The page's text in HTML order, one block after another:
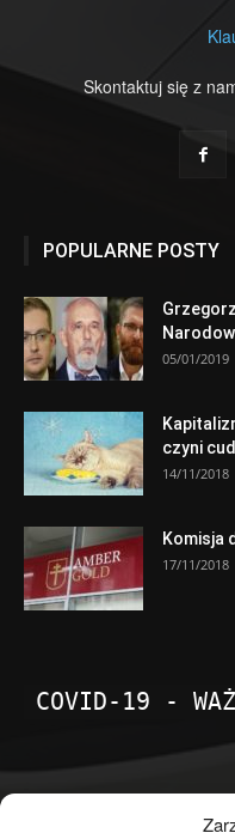
Skontaktuj się z
POPULARNE POSTY
05/01/2019
czyni
14/11/2018
Komisja
17/11/2018
COVID-19 -